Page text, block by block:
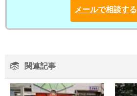
メールで相談する
関連記事